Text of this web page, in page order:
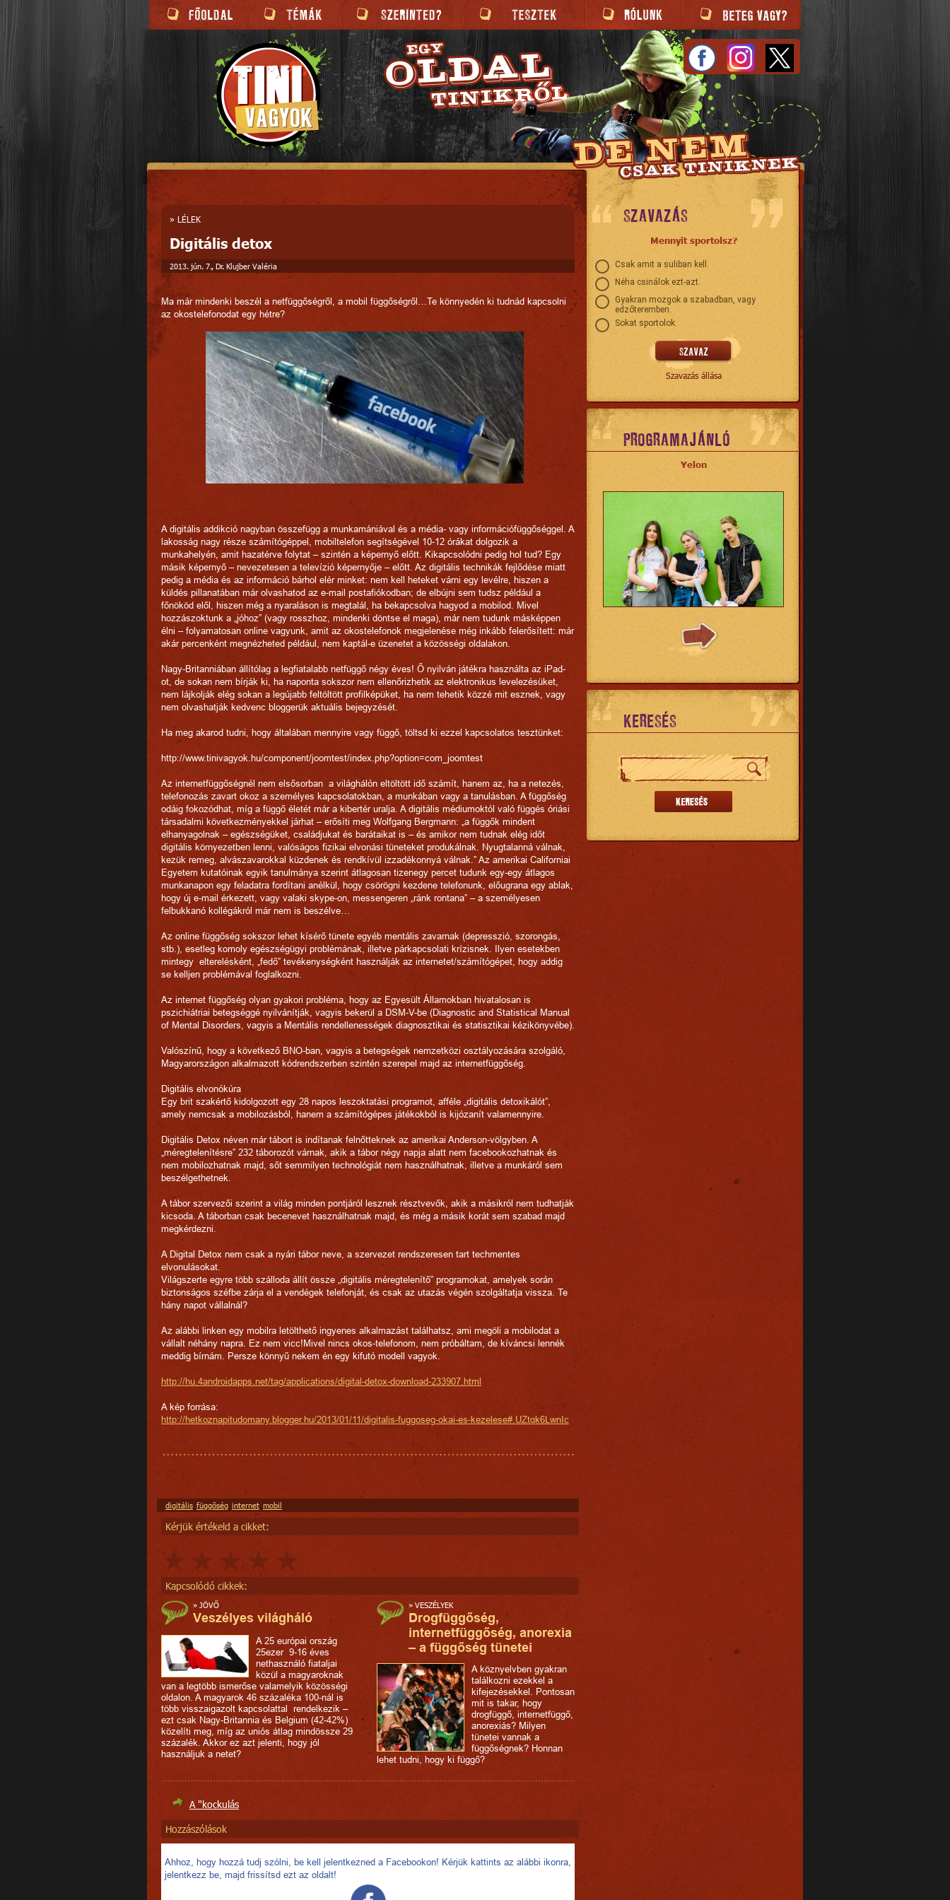
» LÉLEK
Digitális detox
2013. jún. 7., Dr. Klujber Valéria
Ma már mindenki beszél a netfüggőségről, a mobil függőségről…Te könnyedén ki tudnád kapcsolni
az okostelefonodat egy hétre?
A digitális addikció nagyban összefügg a munkamániával és a média- vagy információfüggőséggel. A
lakosság nagy része számítógéppel, mobiltelefon segítségével 10-12 órákat dolgozik a
munkahelyén, amit hazatérve folytat – szintén a képernyő előtt. Kikapcsolódni pedig hol tud? Egy
másik képernyő – nevezetesen a televízió képernyője – előtt. Az digitális technikák fejlődése miatt
pedig a média és az információ bárhol elér minket: nem kell heteket várni egy levélre, hiszen a
küldés pillanatában már olvashatod az e-mail postafiókodban; de elbújni sem tudsz például a
főnököd elől, hiszen még a nyaraláson is megtalál, ha bekapcsolva hagyod a mobilod. Mivel
hozzászoktunk a „jóhoz” (vagy rosszhoz, mindenki döntse el maga), már nem tudunk másképpen
élni – folyamatosan online vagyunk, amit az okostelefonok megjelenése még inkább felerősített: már
akár percenként megnézheted például, nem kaptál-e üzenetet a közösségi oldalakon.
Nagy-Britanniában állítólag a legfiatalabb netfüggő négy éves! Ő nyilván játékra használta az iPad-
ot, de sokan nem bírják ki, ha naponta sokszor nem ellenőrizhetik az elektronikus levelezésüket,
nem lájkolják elég sokan a legújabb feltöltött profilképüket, ha nem tehetik közzé mit esznek, vagy
nem olvashatják kedvenc bloggerük aktuális bejegyzését.
Ha meg akarod tudni, hogy általában mennyire vagy függő, töltsd ki ezzel kapcsolatos tesztünket:
http://www.tinivagyok.hu/component/joomtest/index.php?option=com_joomtest
Az internetfüggőségnél nem elsősorban a világhálón eltöltött idő számít, hanem az, ha a netezés,
telefonozás zavart okoz a személyes kapcsolatokban, a munkában vagy a tanulásban. A függőség
odáig fokozódhat, míg a függő életét már a kibertér uralja. A digitális médiumoktól való függés óriási
társadalmi következményekkel járhat – erősíti meg Wolfgang Bergmann: „a függők mindent
elhanyagolnak – egészségüket, családjukat és barátaikat is – és amikor nem tudnak elég időt
digitális környezetben lenni, valóságos fizikai elvonási tüneteket produkálnak. Nyugtalanná válnak,
kezük remeg, alvászavarokkal küzdenek és rendkívül izzadékonnyá válnak.” Az amerikai Californiai
Egyetem kutatóinak egyik tanulmánya szerint átlagosan tizenegy percet tudunk egy-egy átlagos
munkanapon egy feladatra fordítani anélkül, hogy csörögni kezdene telefonunk, előugrana egy ablak,
hogy új e-mail érkezett, vagy valaki skype-on, messengeren „ránk rontana” – a személyesen
felbukkanó kollégákról már nem is beszélve…
Az online függőség sokszor lehet kísérő tünete egyéb mentális zavarnak (depresszió, szorongás,
stb.), esetleg komoly egészségügyi problémának, illetve párkapcsolati krízisnek. Ilyen esetekben
mintegy elterelésként, „fedő” tevékenységként használják az internetet/számítógépet, hogy addig
se kelljen problémával foglalkozni.
Az internet függőség olyan gyakori probléma, hogy az Egyesült Államokban hivatalosan is
pszichiátriai betegséggé nyilvánítják, vagyis bekerül a DSM-V-be (Diagnostic and Statistical Manual
of Mental Disorders, vagyis a Mentális rendellenességek diagnosztikai és statisztikai kézikönyvébe).
Valószínű, hogy a következő BNO-ban, vagyis a betegségek nemzetközi osztályozására szolgáló,
Magyarországon alkalmazott kódrendszerben szintén szerepel majd az internetfüggőség.
Digitális elvonókúra
Egy brit szakértő kidolgozott egy 28 napos leszoktatási programot, afféle „digitális detoxikálót”,
amely nemcsak a mobilozásból, hanem a számítógépes játékokból is kijózanít valamennyire.
Digitális Detox néven már tábort is indítanak felnőtteknek az amerikai Anderson-völgyben. A
„méregtelenítésre” 232 táborozót várnak, akik a tábor négy napja alatt nem facebookozhatnak és
nem mobilozhatnak majd, sőt semmilyen technológiát nem használhatnak, illetve a munkáról sem
beszélgethetnek.
A tábor szervezői szerint a világ minden pontjáról lesznek résztvevők, akik a másikról nem tudhatják
kicsoda. A táborban csak becenevet használhatnak majd, és még a másik korát sem szabad majd
megkérdezni.
A Digital Detox nem csak a nyári tábor neve, a szervezet rendszeresen tart techmentes
elvonulásokat.
Világszerte egyre több szálloda állít össze „digitális méregtelenítő” programokat, amelyek során
biztonságos széfbe zárja el a vendégek telefonját, és csak az utazás végén szolgáltatja vissza. Te
hány napot vállalnál?
Az alábbi linken egy mobilra letölthető ingyenes alkalmazást találhatsz, ami megöli a mobilodat a
vállalt néhány napra. Ez nem vicc!Mivel nincs okos-telefonom, nem próbáltam, de kíváncsi lennék
meddig bírnám. Persze könnyű nekem én egy kifutó modell vagyok.
http://hu.4androidapps.net/tag/applications/digital-detox-download-233907.html
A kép forrása:
http://hetkoznapitudomany.blogger.hu/2013/01/11/digitalis-fuggoseg-okai-es-kezelese#.UZtqk6LwnIc
digitális függőség internet mobil
Kérjük értékeld a cikket:
Kapcsolódó cikkek:
» JÖVŐ
Veszélyes világháló
A 25 európai ország
25ezer 9-16 éves
nethasználó fiataljai
közül a magyaroknak
van a legtöbb ismerőse valamelyik közösségi
oldalon. A magyarok 46 százaléka 100-nál is
több visszaigazolt kapcsolattal rendelkezik –
ezt csak Nagy-Britannia és Belgium (42-42%)
közelíti meg, míg az uniós átlag mindössze 29
százalék. Akkor ez azt jelenti, hogy jól
használjuk a netet?
» VESZÉLYEK
Drogfüggőség,
internetfüggőség, anorexia
– a függőség tünetei
A köznyelvben gyakran
találkozni ezekkel a
kifejezésekkel. Pontosan
mit is takar, hogy
drogfüggő, internetfüggő,
anorexiás? Milyen
tünetei vannak a
függőségnek? Honnan
lehet tudni, hogy ki függő?
A "kockulás
Hozzászólások
Ahhoz, hogy hozzá tudj szólni, be kell jelentkezned a Facebookon! Kérjük kattints az alábbi ikonra,
jelentkezz be, majd frissítsd ezt az oldalt!
SZAVAZÁS
Mennyit sportolsz?
Csak amit a suliban kell.
Néha csinálok ezt-azt.
Gyakran mozgok a szabadban, vagy
edzőteremben.
Sokat sportolok.
Szavazás állása
PROGRAMAJÁNLÓ
Yelon
KERESÉS